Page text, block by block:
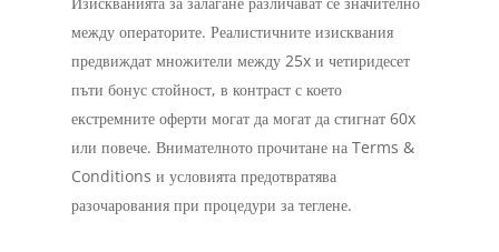
между операторите. Реалистичните изисквания
предвиждат множители между 25x и четиридесет
пъти бонус стойност, в контраст с което
екстремните оферти могат да могат да стигнат 60x
или повече. Внимателното прочитане на Terms &
Conditions и условията предотвратява
разочарования при процедури за теглене.